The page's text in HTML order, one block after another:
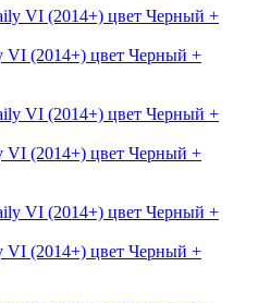
VI (2014+) цвет Черный +
VI (2014+) цвет Черный +
VI (2014+) цвет Черный +